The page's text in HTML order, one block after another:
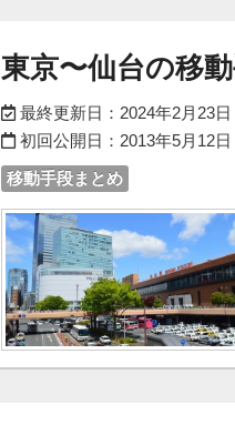
東京〜仙台の移
最終更新日： 2024年2月23日
初回公開日： 2013年5月12日
移動手段まとめ